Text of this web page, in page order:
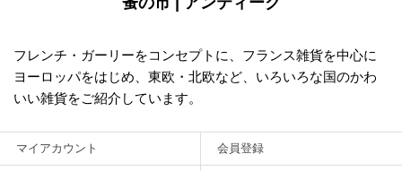
フレンチ・ガーリーをコンセプトに、フランス雑貨を中心に
ヨーロッパをはじめ、東欧・北欧など、いろいろな国のかわ
いい雑貨をご紹介しています。
マイアカウント 会員登録